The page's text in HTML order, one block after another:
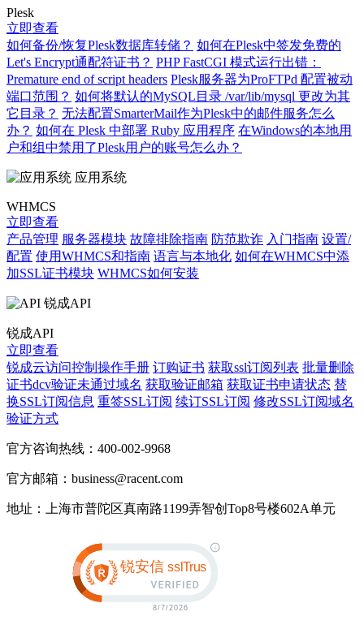
Plesk
立即查看
如何备份/恢复Plesk数据库转储？ 如何在Plesk中签发免费的
Let's Encrypt通配符证书？ PHP FastCGI 模式运行出错：
Premature end of script headers Plesk服务器为ProFTPd 配置被动
端口范围？ 如何将默认的MySQL目录 /var/lib/mysql 更改为其
它目录？ 无法配置SmarterMail作为Plesk中的邮件服务怎么
办？ 如何在 Plesk 中部署 Ruby 应用程序 在Windows的本地用
户和组中禁用了Plesk用户的账号怎么办？
应用系统
WHMCS
立即查看
产品管理 服务器模块 故障排除指南 防范欺诈 入门指南 设置/
配置 使用WHMCS和指南 语言与本地化 如何在WHMCS中添
加SSL证书模块 WHMCS如何安装
锐成API
锐成API
立即查看
锐成云访问控制操作手册 订购证书 获取ssl订阅列表 批量删除
证书dcv验证未通过域名 获取验证邮箱 获取证书申请状态 替
换SSL订阅信息 重签SSL订阅 续订SSL订阅 修改SSL订阅域名
验证方式
官方咨询热线：400-002-9968
官方邮箱：business@racent.com
地址：上海市普陀区真南路1199弄智创Top8号楼602A单元